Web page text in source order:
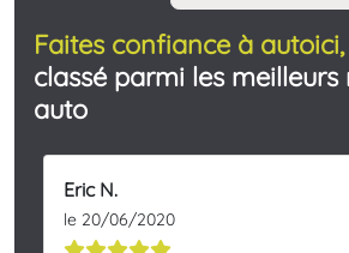
Faites confiance à autoici,
classé parmi les
auto
Eric N.
le 20/06/2020